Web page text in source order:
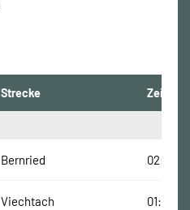
Strecke Zeit
Bernried
Viechtach